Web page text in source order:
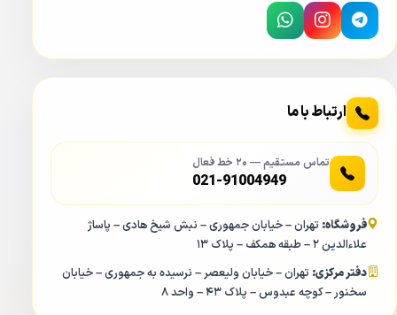
دستگاه ضبط کننده 4 کانال XVR داهوا مدل XVR 1A04
در نگاه اول نکته ای که نظر مخاطب را به خود جلب می کند کیس
کانال دارای کیس تک هارد می باشد و اندازه این کیس یک
مستطیل ۱۹۷ در ۱۹۲ میلی متر می باشد و ارتفاع کیس در حدود
۴۱ میلی متر می باشد.
ارتباط با ما
تماس مستقیم — ۲۰ خط فعال
021-91004949
فروشگاه: تهران – خیابان جمهوری – نبش شیخ هادی – پاساژ
علاءالدین ۲ – طبقه همکف – پلاک ۱۳
دفتر مرکزی: تهران – خیابان ولیعصر – نرسیده به جمهوری – خیابان
سخنور – کوچه عبدوس – پلاک ۴۳ – واحد ۸